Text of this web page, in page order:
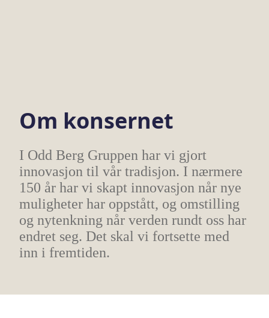
Om konsernet
I Odd Berg Gruppen har vi gjort
innovasjon til vår tradisjon. I nærmere
150 år har vi skapt innovasjon når nye
muligheter har oppstått, og omstilling
og nytenkning når verden rundt oss har
endret seg. Det skal vi fortsette med
inn i fremtiden.